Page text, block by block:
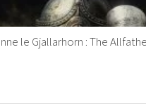
le Gjallarhorn : The